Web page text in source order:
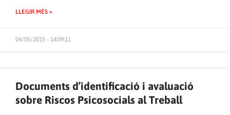
LLEGIR MÉS »
04/05/2015 - 14:09:11
Documents d’identificació i avaluació
sobre Riscos Psicosocials al Treball